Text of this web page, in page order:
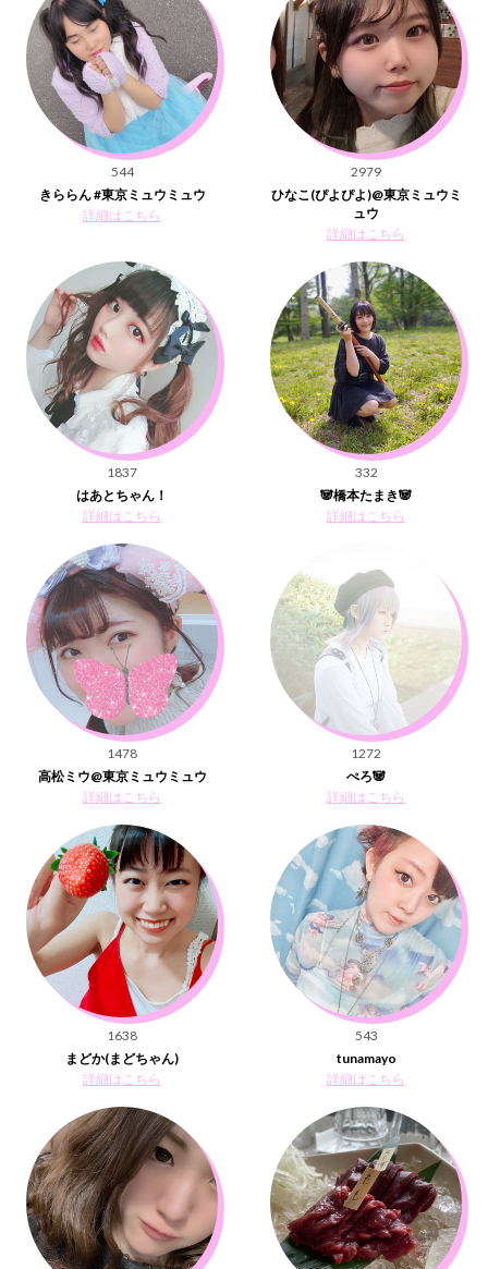
544
きららん #東京ミュウミュウ
詳細はこちら
2979
ひなこ(ぴよぴよ)@東京ミュウミ
ュウ
詳細はこちら
1837
はあとちゃん！
詳細はこちら
332
🐼橋本たまき🐼
詳細はこちら
1478
高松ミウ@東京ミュウミュウ
詳細はこちら
1272
ぺろ🐼
詳細はこちら
1638
まどか(まどちゃん)
詳細はこちら
543
tunamayo
詳細はこちら